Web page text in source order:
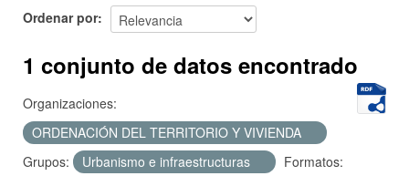
Acerca de
Ordenar por
1 conjunto de datos encontrado
Organizaciones:
ORDENACIÓN DEL TERRITORIO Y VIVIENDA
Grupos:
Urbanismo e infraestructuras
Formatos: